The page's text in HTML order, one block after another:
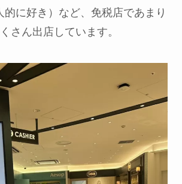
的に好き）など、免税店であまり
さん出店しています。